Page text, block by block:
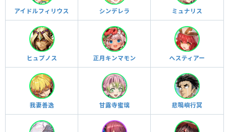
アイドルフィリウス シンデレラ ミュナリス
ヒュプノス 正月キンマモン ヘスティアー
我妻善逸 甘露寺蜜璃 悲鳴嶼行冥